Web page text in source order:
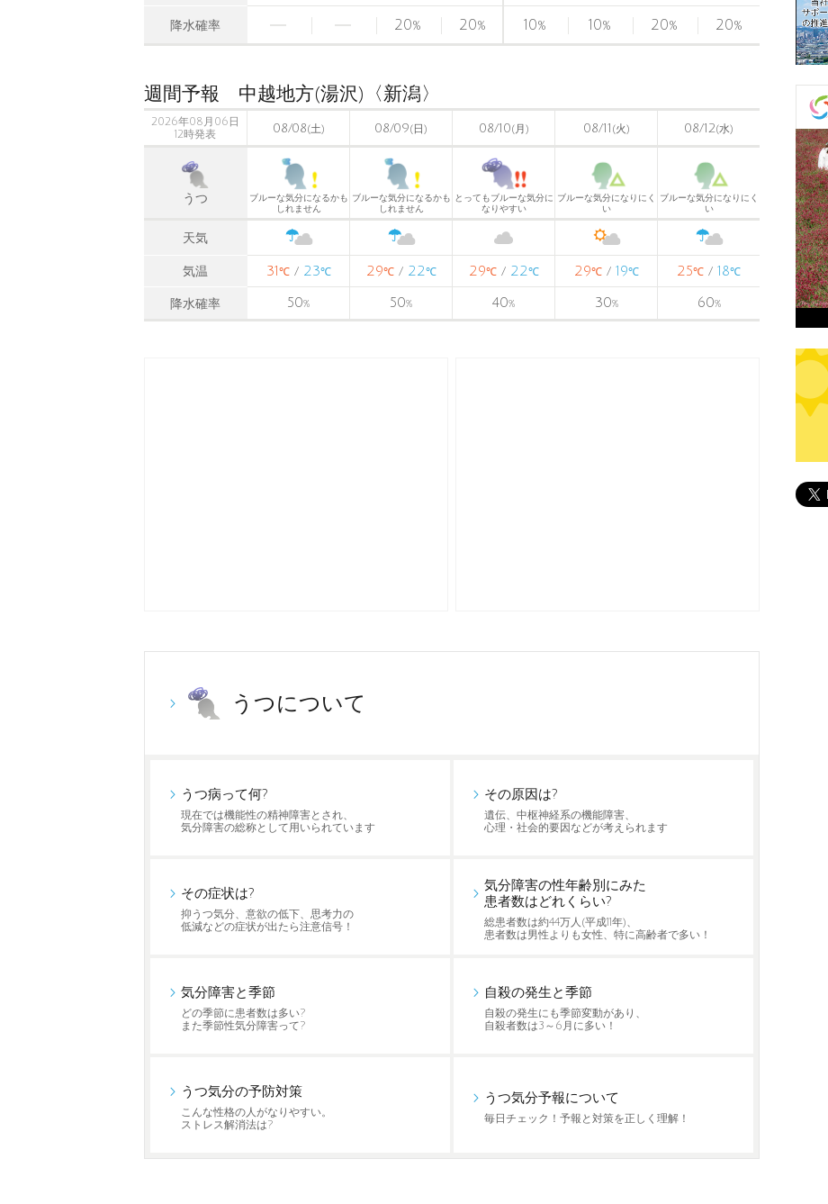
降水確率 20% 20% 10% 10% 20% 20%
週間予報 中越地方(湯沢)〈新潟〉
2026年08月06日
12時発表
08/08(土) 08/09(日) 08/10(月) 08/11 (火) 08/12(水)
うつ
ブルーな気分になるかも
しれません
ブルーな気分になるかも
しれません
とってもブルーな気分に
なりやすい
ブルーな気分になりにく
い
ブルーな気分になりにく
い
天気
気温 31 ℃/ 23℃ 29℃/ 22℃ 29℃/ 22℃ 29℃/ 19℃ 25℃ / 18℃
降水確率 50% 50% 40% 30% 60%
うつについて
うつ病って何?
現在では機能性の精神障害とされ、
気分障害の総称として用いられています
その原因は?
遺伝、中枢神経系の機能障害、
心理・社会的要因などが考えられます
その症状は?
抑うつ気分、意欲の低下、思考力の
低減などの症状が出たら注意信号！
気分障害の性年齢別にみた
患者数はどれくらい?
総患者数は約44万人(平成11年)、
患者数は男性よりも女性、特に高齢者で多い！
気分障害と季節
どの季節に患者数は多い?
また季節性気分障害って?
自殺の発生と季節
自殺の発生にも季節変動があり、
自殺者数は3～6月に多い！
うつ気分の予防対策
こんな性格の人がなりやすい。
ストレス解消法は?
うつ気分予報について
毎日チェック！予報と対策を正しく理解！